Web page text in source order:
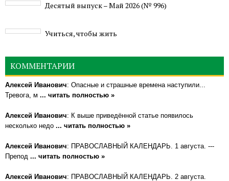
Деcятый выпуск – Май 2026 (№ 996)
Учиться, чтобы жить
КОММЕНТАРИИ
Алексей Иванович: Опасные и страшные времена наступили...
Тревога, м ... читать полностью »
Алексей Иванович: К выше приведённой статье появилось
несколько недо ... читать полностью »
Алексей Иванович: ПРАВОСЛАВНЫЙ КАЛЕНДАРЬ. 1 августа. ---
Препод ... читать полностью »
Алексей Иванович: ПРАВОСЛАВНЫЙ КАЛЕНДАРЬ. 2 августа.